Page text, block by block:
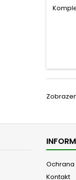
Kontakt